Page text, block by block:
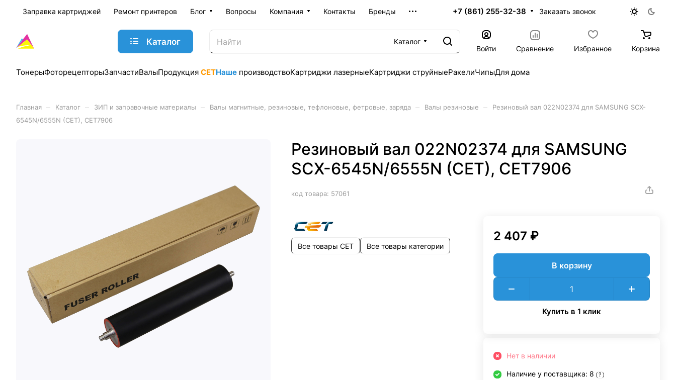
Заправка картриджей Ремонт принтеров Блог Вопросы Компания Контакты Бренды +7 (861) 255-32-38 Заказать звонок
Каталог
Каталог
Войти
Сравнение Избранное Корзина
ТонерыФоторецепторыЗапчастиВалыПродукция CETНаше производствоКартриджи лазерныеКартриджи струйныеРакелиЧипыДля дома
Главная Каталог ЗИП и заправочные материалы Валы магнитные, резиновые, тефлоновые, фетровые, заряда Валы резиновые
Резиновый вал 022N02374 для SAMSUNG SCX-
6545N/6555N (CET), CET7906
Резиновый вал 022N02374 для SAMSUNG
SCX-6545N/6555N (CET), CET7906
код товара: 57061
Все товары CET Все товары категории
2 407 ₽
В корзину
Купить в 1 клик
Нет в наличии
Наличие у поставщика: 8 ?